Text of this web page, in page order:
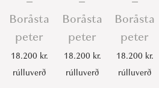
Boråsta
peter
18.200 kr.
rúlluverð
Boråsta
peter
18.200 kr.
rúlluverð
Boråsta
peter
18.200 kr.
rúlluverð